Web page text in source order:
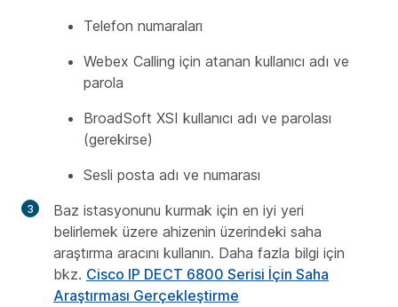
Telefon numaraları
Webex Calling için atanan kullanıcı adı ve
parola
BroadSoft XSI kullanıcı adı ve parolası
(gerekirse)
Sesli posta adı ve numarası
Baz istasyonunu kurmak için en iyi yeri
belirlemek üzere ahizenin üzerindeki saha
araştırma aracını kullanın. Daha fazla bilgi için
bkz. Cisco IP DECT 6800 Serisi İçin Saha
Araştırması Gerçekleştirme